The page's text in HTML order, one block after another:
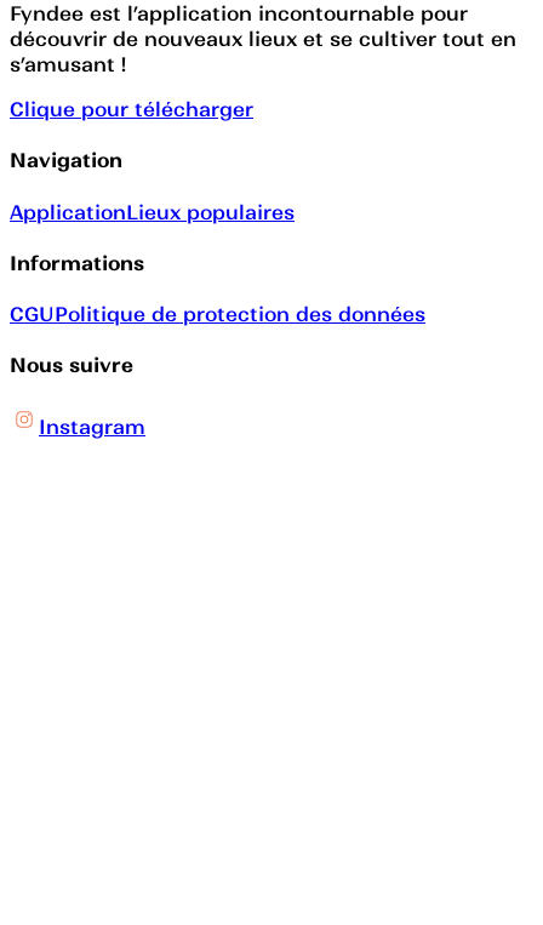
Fyndee est l’application incontournable pour
découvrir de nouveaux lieux et se cultiver tout en
s’amusant !
Clique pour télécharger
Navigation
ApplicationLieux populaires
Informations
CGUPolitique de protection des données
Nous suivre
Instagram